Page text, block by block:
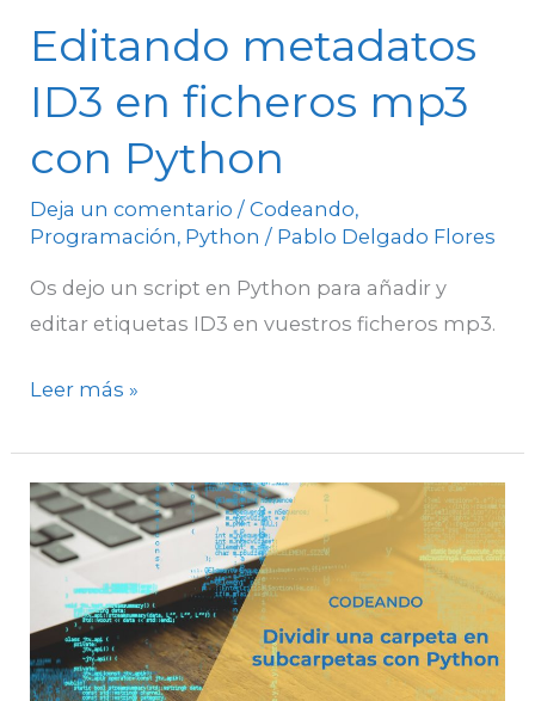
Editando metadatos
ID3 en ficheros mp3
con Python
Deja un comentario /Codeando,
Programación, Python / Pablo Delgado Flores
Os dejo un script en Python para añadir y
editar etiquetas ID3 en vuestros ficheros mp3.
Leer más »
Dividir
una
carpeta
varias
subcarpetas